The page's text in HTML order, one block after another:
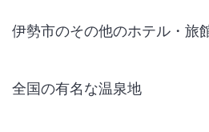
伊勢市のその他のホテル・旅
全国の有名な温泉地